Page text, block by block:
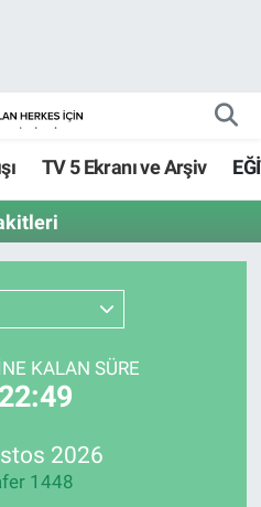
TV 5 Ekranı ve Arşiv
KALAN SÜRE
2026
1448